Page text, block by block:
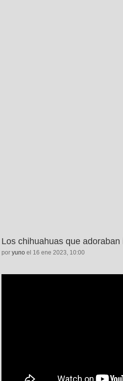
Los chihuahuas que adoraban
por yuno el 16 ene 2023, 10:00